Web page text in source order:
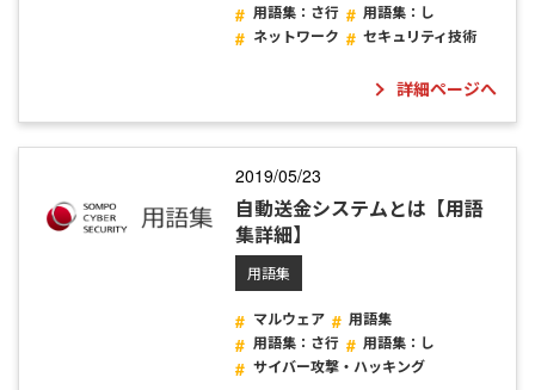
用語集：さ行
用語集：し
ネットワーク
セキュリティ技術
詳細ページへ
2019/05/23
自動送金システムとは【用語
集詳細】
用語集
マルウェア
用語集
用語集：さ行
用語集：し
サイバー攻撃・ハッキング